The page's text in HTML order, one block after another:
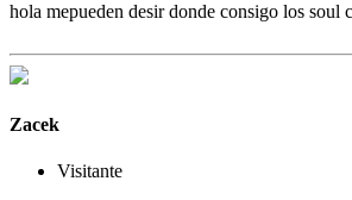
hola mepueden desir donde consigo los soul
Zacek
Visitante